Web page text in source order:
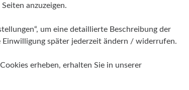
Comfort - Weite Passform (H) - Für
anzuzeigen.
um eine detaillierte Beschreibung der
später jederzeit ändern / widerrufen.
erheben, erhalten Sie in unserer